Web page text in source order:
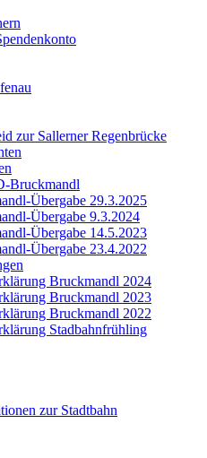
zur Sallerner Regenbrücke
Bruckmandl
Übergabe 29.3.2025
Übergabe 9.3.2024
Übergabe 14.5.2023
Übergabe 23.4.2022
Bruckmandl 2024
Bruckmandl 2023
Bruckmandl 2022
Stadbahnfrühling
zur Stadtbahn